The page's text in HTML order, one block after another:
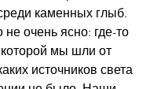
каменных глыб.
очень ясно: где-то
мы шли от
источников света